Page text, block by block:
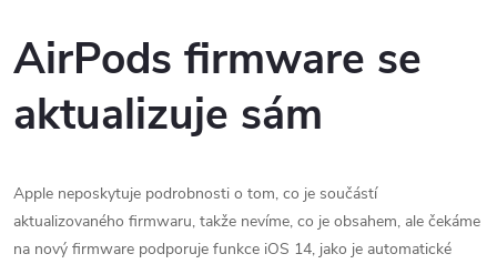
AirPods firmware se
aktualizuje sám
Apple neposkytuje podrobnosti o tom, co je součástí
aktualizovaného firmwaru, takže nevíme, co je obsahem, ale čekáme
na nový firmware podporuje funkce iOS 14, jako je automatické